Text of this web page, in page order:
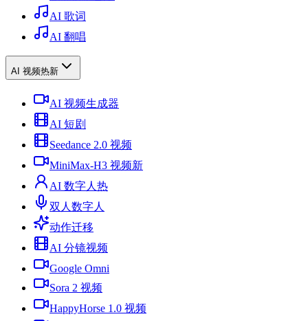
AI 歌词
AI 翻唱
AI 视频热新
AI 视频生成器
AI 短剧
Seedance 2.0 视频
MiniMax-H3 视频新
AI 数字人 热
双人数字人
动作迁移
AI 分镜视频
Google Omni
Sora 2 视频
HappyHorse 1.0 视频